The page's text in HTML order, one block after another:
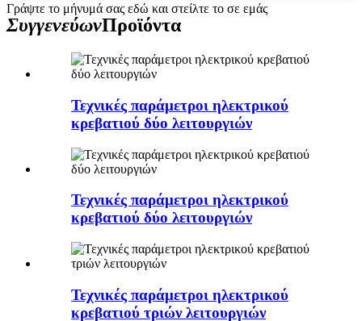
Γράψτε το μήνυμά σας εδώ και στείλτε το σε εμάς
ΣυγγενεύωνΠροϊόντα
Τεχνικές παράμετροι ηλεκτρικού
κρεβατιού δύο λειτουργιών
Τεχνικές παράμετροι ηλεκτρικού
κρεβατιού δύο λειτουργιών
Τεχνικές παράμετροι ηλεκτρικού
κρεβατιού τριών λειτουργιών